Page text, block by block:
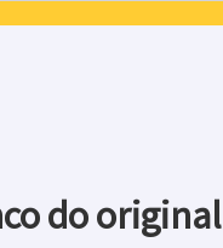
do original